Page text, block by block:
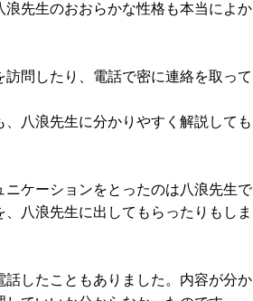
先生のおおらかな性格も本当によか
問したり、電話で密に連絡を取って
八浪先生に分かりやすく解説しても
ケーションをとったのは八浪先生で
八浪先生に出してもらったりもしま
したこともありました。内容が分か